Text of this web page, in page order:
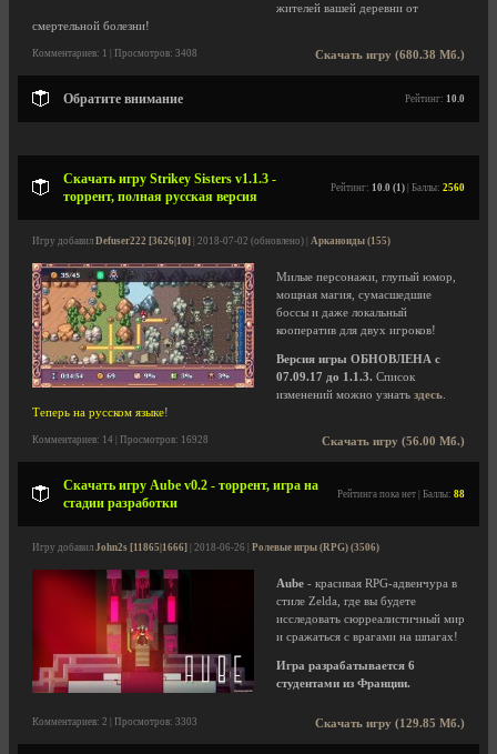
жителей вашей деревни от
смертельной болезни!
Скачать игру (680.38 Мб.)
Комментариев: 1 | Просмотров: 3408
Обратите внимание Рейтинг: 10.0
Скачать игру Strikey Sisters v1.1.3 -
торрент, полная русская версия
Рейтинг: 10.0 (1) | Баллы: 2560
Игру добавил Defuser222 [3626|10] | 2018-07-02 (обновлено) | Арканоиды (155)
Милые персонажи, глупый юмор,
мощная магия, сумасшедшие
боссы и даже локальный
кооператив для двух игроков!
Версия игры ОБНОВЛЕНА с
07.09.17 до 1.1.3. Список
изменений можно узнать здесь
Теперь на русском языке!
Скачать игру (56.00 Мб.)
Комментариев: 14 | Просмотров: 16928
Скачать игру Aube v0.2 - торрент, игра на
стадии разработки
Рейтинга пока нет | Баллы: 88
Игру добавил John2s [11865|1666] | 2018-06-26 | Ролевые игры (RPG) (3506)
Aube - красивая RPG-адвенчура в
стиле Zelda, где вы будете
исследовать сюрреалистичный мир
и сражаться с врагами на шпагах!
Игра разрабатывается 6
студентами из Франции.
Скачать игру (129.85 Мб.)
Комментариев: 2 | Просмотров: 3303